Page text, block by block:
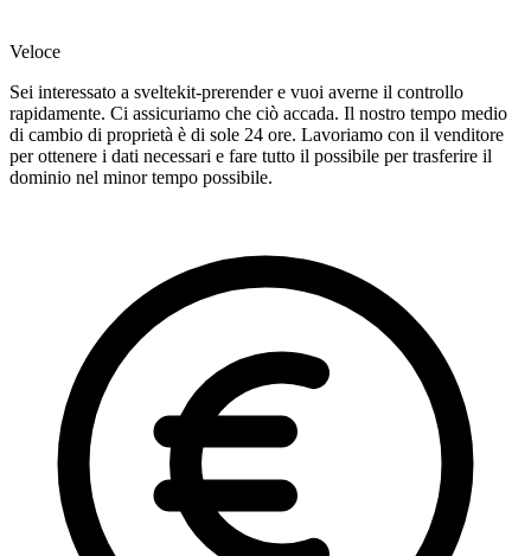
Veloce
Sei interessato a sveltekit-prerender e vuoi averne il controllo
rapidamente. Ci assicuriamo che ciò accada. Il nostro tempo medio
di cambio di proprietà è di sole 24 ore. Lavoriamo con il venditore
per ottenere i dati necessari e fare tutto il possibile per trasferire il
dominio nel minor tempo possibile.